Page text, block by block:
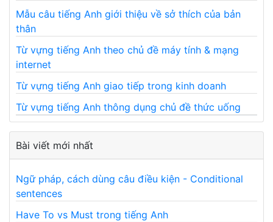
Mẫu câu tiếng Anh giới thiệu về sở thích của bản
thân
Từ vựng tiếng Anh theo chủ đề máy tính & mạng
internet
Từ vựng tiếng Anh giao tiếp trong kinh doanh
Từ vựng tiếng Anh thông dụng chủ đề thức uống
Bài viết mới nhất
Ngữ pháp, cách dùng câu điều kiện - Conditional
sentences
Have To vs Must trong tiếng Anh